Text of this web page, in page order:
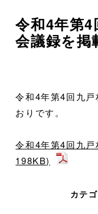
令和4年第4
会議録を掲
令和4年第4回九
おりです。
令和4年第4回九
198KB)
カテ